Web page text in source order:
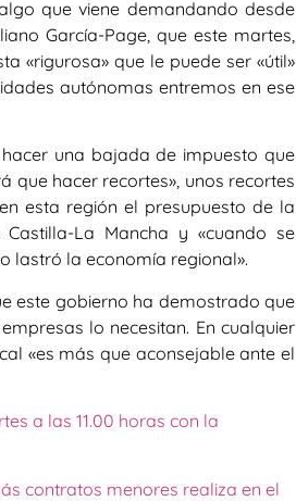
que viene demandando desde
García-Page, que este martes,
«rigurosa» que le puede ser «útil»
autónomas entremos en ese
una bajada de impuesto que
hacer recortes», unos recortes
esta región el presupuesto de la
La Mancha y «cuando se
lastró la economía regional».
este gobierno ha demostrado que
lo necesitan. En cualquier
«es más que aconsejable ante el
a las 11.00 horas con la
contratos menores realiza en el